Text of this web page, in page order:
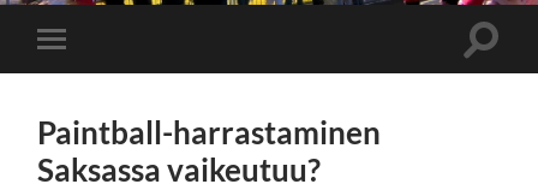
Toggle
mobile
Toggle
Paintball-harrastaminen
Saksassa vaikeutuu?